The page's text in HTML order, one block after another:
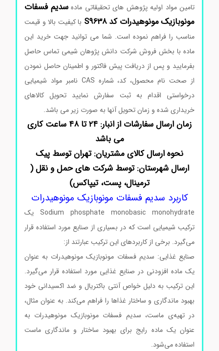
تامین مواد اولیه پژوهش های تحقیقاتی مادهسدیم فسفات
مونوبازیکمونوهیدراتکد S9638با کیفیت بالا و قیمت
مناسب را فراهم نموده است. شما می توانید جهت خرید این
ماده با بخش فروش شرکت دانش پژوهان شیمی تماس حاصل
بفرمایید و پس از دریافت پیش فاکتور و اطمینان حاصل نمودن
از صحت نام محصول، کد، شماره CAS نامبر مواد شیمیایی
درخواستی اقدام به ثبت سفارش نمایید تحویل کالاهای
خریداری شده و زمان تحویل آنها به صورت زیر می باشد.
زمان ارسال سفارشات از انبار: ۲۴ تا ۴۸ ساعت کاری
می باشد
نحوه ارسال کالای مشتریان: تهران توسط پیک
ارسال شهرستان: توسط شرکت های حمل و نقل (
ترمینال، پست، تیپاکس)
کاربرد سدیم فسفات مونوبازیک مونوهیدرات
Sodium phosphate monobasic monohydrate یک
ترکیب شیمیایی است که در بسیاری از صنایع مورد استفاده قرار
می‌گیرد. برخی از کاربردهای این ترکیب عبارتند از:
صنایع غذایی: سدیم فسفات مونوبازیک مونوهیدرات به عنوان
یک ماده افزودنی در صنایع غذایی مورد استفاده قرار می‌گیرد.
این ترکیب به دلیل خواص آنتی باکتریال و ضد اکسیدانی خود
بهبود ماندگاری و ساختار غذاها را فراهم می‌کند. به عنوان مثال،
در تهیه‌ی ماست، سدیم فسفات مونوبازیک مونوهیدرات به
عنوان یک ماده رایج برای بهبود ساختار و ماندگاری ماست
استفاده می‌شود.